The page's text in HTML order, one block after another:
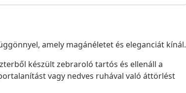
amely magánéletet és eleganciát kínál.
készült zebraroló tartós és ellenáll a
vagy nedves ruhával való áttörlést